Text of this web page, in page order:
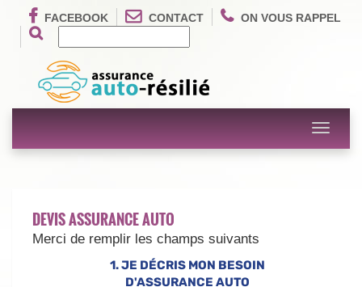
FACEBOOK CONTACT ON VOUS RAPPEL
Toggle
DEVIS ASSURANCE AUTO
Merci de remplir les champs suivants